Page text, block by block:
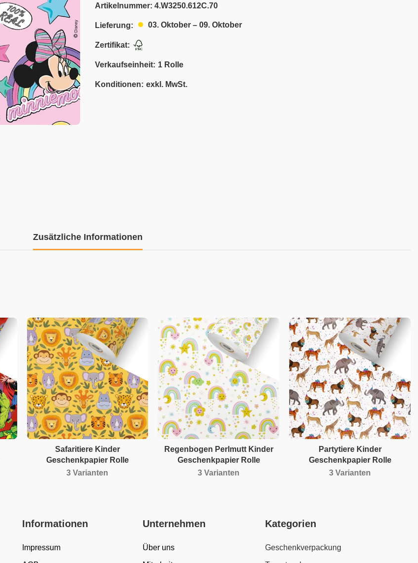
Artikelnummer: 4.W3250.612C.70
Lieferung: 03. Oktober – 09. Oktober
Zertifikat:
Verkaufseinheit: 1 Rolle
Konditionen: exkl. MwSt.
Zusätzliche Informationen
Safaritiere Kinder
Geschenkpapier Rolle
3 Varianten
Regenbogen Perlmutt Kinder
Geschenkpapier Rolle
3 Varianten
Partytiere Kinder
Geschenkpapier Rolle
3 Varianten
Informationen
Impressum
Unternehmen
Über uns
Kategorien
Geschenkverpackung